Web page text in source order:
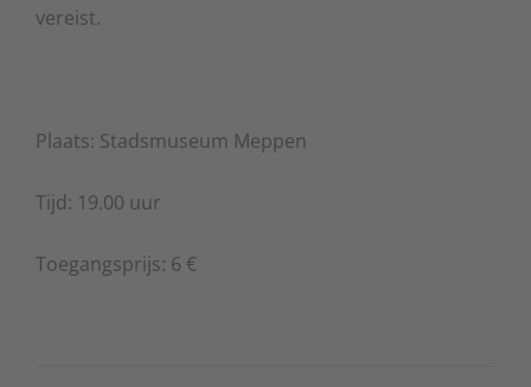
vereist.
Plaats: Stadsmuseum Meppen
Tijd: 19.00 uur
Toegangsprijs: 6 €